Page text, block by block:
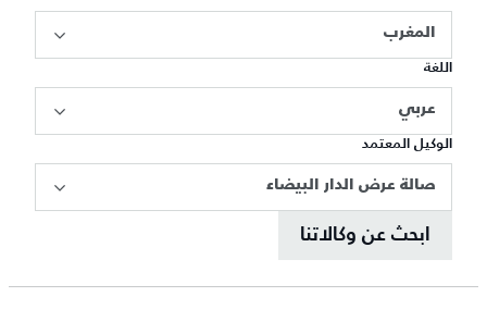
المغرب
اللغة
عربي
الوكيل المعتمد
صالة عرض الدار البيضاء
ابحث عن وكالاتنا